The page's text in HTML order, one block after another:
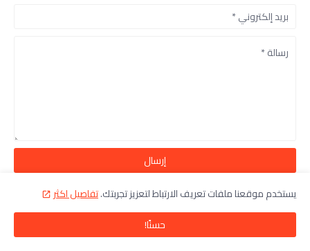
يستخدم موقعنا ملفات تعريف الارتباط لتعزيز تجربتك.تفاصيل اكثر
حسنًا!